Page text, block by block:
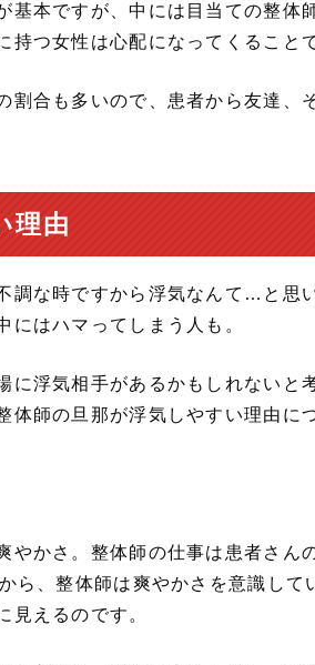
基本ですが、中には目当ての整体
つ女性は心配になってくること
合も多いので、患者から友達、
理由
調な時ですから浮気なんて…と思
はハマってしまう人も。
に浮気相手があるかもしれないと
師の旦那が浮気しやすい理由に
やかさ。整体師の仕事は患者さん
ら、整体師は爽やかさを意識して
見えるのです。